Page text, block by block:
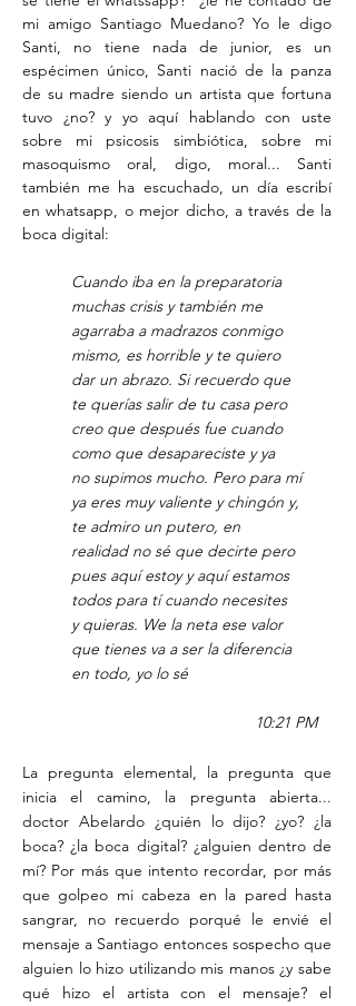
mi amigo Santiago Muedano? Yo le digo
Santi, no tiene nada de junior, es un
espécimen único, Santi nació de la panza
de su madre siendo un artista que fortuna
tuvo ¿no? y yo aquí hablando con uste
sobre mi psicosis simbiótica, sobre mi
masoquismo oral, digo, moral... Santi
también me ha escuchado, un día escribí
en whatsapp, o mejor dicho, a través de la
boca digital:
Cuando iba en la preparatoria
muchas crisis y también me
agarraba a madrazos conmigo
mismo, es horrible y te quiero
dar un abrazo. Si recuerdo que
te querías salir de tu casa pero
creo que después fue cuando
como que desapareciste y ya
no supimos mucho. Pero para mí
ya eres muy valiente y chingón y,
te admiro un putero, en
realidad no sé que decirte pero
pues aquí estoy y aquí estamos
todos para tí cuando necesites
y quieras. We la neta ese valor
que tienes va a ser la diferencia
en todo, yo lo sé
10:21 PM
La pregunta elemental, la pregunta que
inicia el camino, la pregunta abierta...
doctor Abelardo ¿quién lo dijo? ¿yo? ¿la
boca? ¿la boca digital? ¿alguien dentro de
mí? Por más que intento recordar, por más
que golpeo mi cabeza en la pared hasta
sangrar, no recuerdo porqué le envié el
mensaje a Santiago entonces sospecho que
alguien lo hizo utilizando mis manos ¿y sabe
qué hizo el artista con el mensaje? el